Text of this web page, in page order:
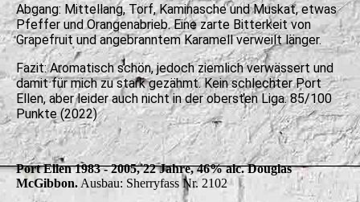
Abgang: Mittellang, Torf, Kaminasche und Muskat, etwas
Pfeffer und Orangenabrieb. Eine zarte Bitterkeit von
Grapefruit und angebranntem Karamell verweilt länger.
Fazit: Aromatisch schön, jedoch ziemlich verwässert und
damit für mich zu stark gezähmt. Kein schlechter Port
Ellen, aber leider auch nicht in der obersten Liga. 85/100
Punkte (2022)
Port Ellen 1983 - 2005, 22 Jahre, 46% alc. Douglas
McGibbon. Ausbau: Sherryfass Nr. 2102